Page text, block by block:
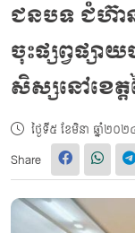
ជនបទ ជំហ៊ាន
ចុះផ្សព្វផ្ស
សិស្សនៅខេត្ត
ថ្ងៃទី៥ ខែមិនា ឆ្នាំ២
Share